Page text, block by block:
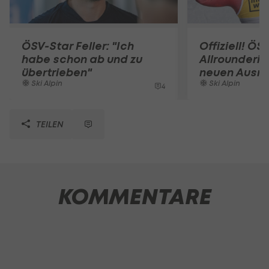
ÖSV-Star Feller: "Ich
habe schon ab und zu
übertrieben"
Ski Alpin 4
Offiziell!
neuen
Ski Alpin
TEILEN
KOMMENTARE